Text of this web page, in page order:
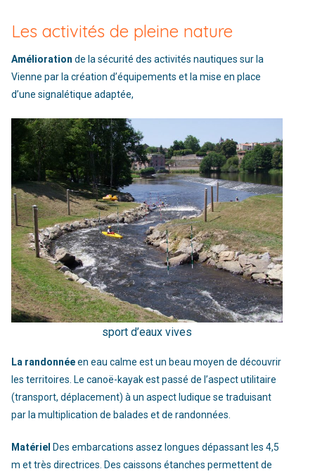
Les activités de pleine nature
Amélioration de la sécurité des activités nautiques sur la
Vienne par la création d’équipements et la mise en place
d’une signalétique adaptée,
sport d’eaux vives
La randonnéeen eau calme est un beau moyen de découvrir
les territoires. Le canoë-kayak est passé de l’aspect utilitaire
(transport, déplacement) à un aspect ludique se traduisant
par la multiplication de balades et de randonnées.
Matériel Des embarcations assez longues dépassant les 4,5
m et très directrices. Des caissons étanches permettent de